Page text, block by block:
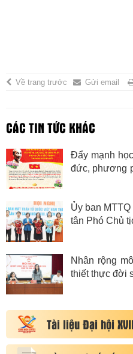
Về trang trước Gửi email
CÁC TIN TỨC KHÁC
Đẩy mạnh
đức, phương
Ủy ban
tân Phó Chủ
Nhân rộng
thiết thực đời
Tài liệu Đại hội